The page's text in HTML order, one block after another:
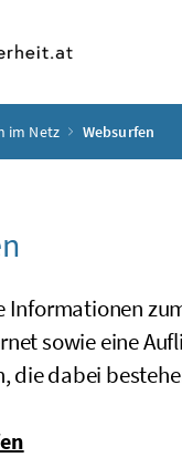
im Netz Websurfen
Informationen
sowie eine
die dabei